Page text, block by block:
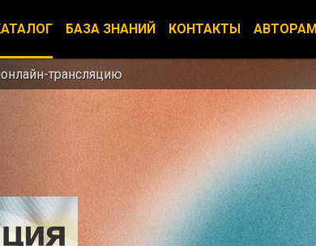
БАЗА ЗНАНИЙ КОНТАКТЫ АВТОРАМ
трансляцию